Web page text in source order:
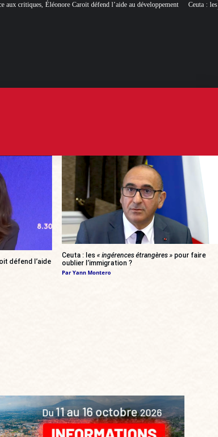
défend l’aide au développement Ceuta : les « ingérences étrangères »
défend l’aide
Ceuta : les « ingérences étrangères » pour faire
oublier l’immigration ?
Par Yann Montero